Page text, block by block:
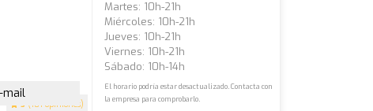
5 (181 opiniones)
mail
Martes: 10h-21h
Miércoles: 10h-21h
Jueves: 10h-21h
Viernes: 10h-21h
Sábado: 10h-14h
El horario podría estar desactualizado. Contacta con
la empresa para comprobarlo.